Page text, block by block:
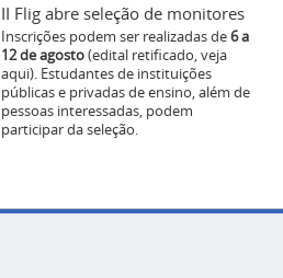
II Flig abre seleção de monitores
Inscrições podem ser realizadas de6 a
12 de agosto(edital retificado, veja
aqui). Estudantes de instituições
públicas e privadas de ensino, além de
pessoas interessadas, podem
participar da seleção.